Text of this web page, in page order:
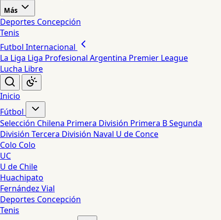
Más
Deportes Concepción
Tenis
Futbol Internacional
La Liga Liga Profesional Argentina Premier League
Lucha Libre
Inicio
Fútbol
Selección Chilena Primera División Primera BSegunda
División Tercera División Naval U de Conce
Colo Colo
UC
U de Chile
Huachipato
Fernández Vial
Deportes Concepción
Tenis